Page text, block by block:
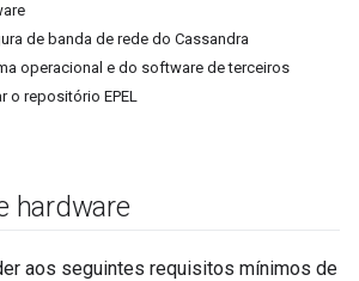
de banda de rede do Cassandra
operacional e do software de terceiros
o repositório EPEL
hardware
aos seguintes requisitos mínimos de